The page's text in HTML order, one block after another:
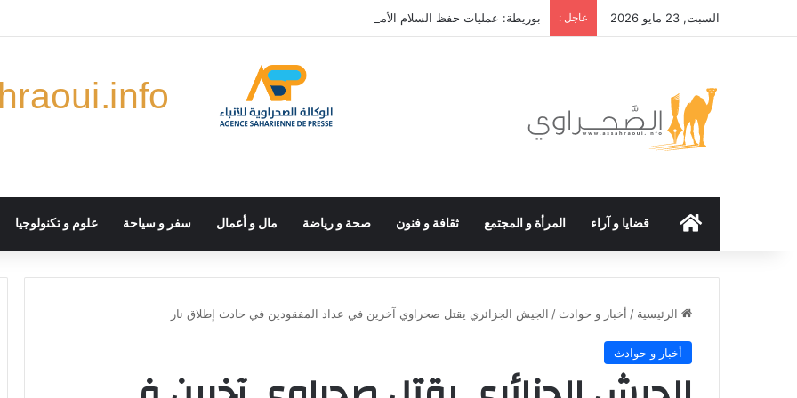
السبت, 23 مايو 2026 عاجل : بوريطة: عمليات حفظ السلام الأممية يجب ألا تتحول إلى بديل دائم للحلول السياسية
الرئيسيةقضايا و آراء المرأة و المجتمع ثقافة و فنون صحة و رياضة مال و أعمال سفر و سياحة علوم و تكنولوجيا
الرئيسية / أخبار و حوادث / الجيش الجزائري يقتل صحراوي آخرين في عداد المفقودين في حادث إطلاق نار
أخبار و حوادث